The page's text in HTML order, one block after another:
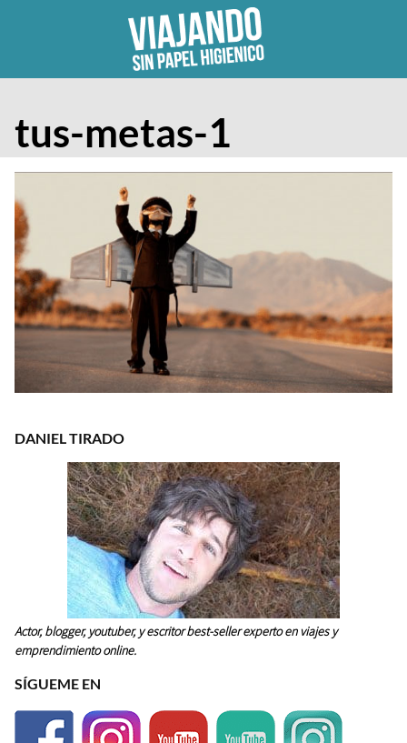
tus-metas-1
DANIEL TIRADO
Actor, blogger, youtuber, y escritor best-seller experto en viajes y
emprendimiento online.
SÍGUEME EN